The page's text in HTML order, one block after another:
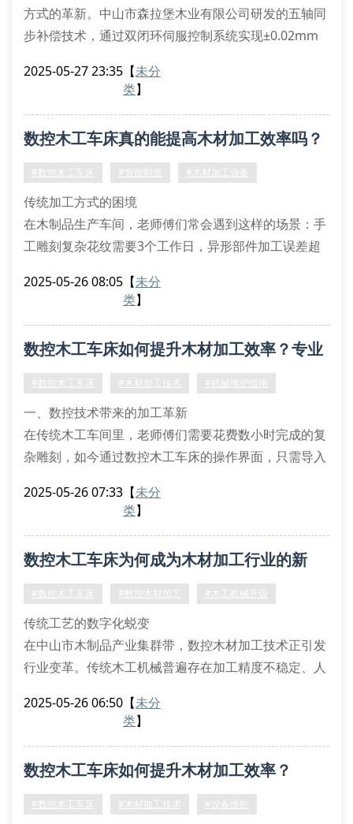
方式的革新。中山市森拉堡木业有限公司研发的五轴同
步补偿技术，通过双闭环伺服控制系统实现±0.02mm
差控制在3角秒以内。
变。在测试案例中，该设备加工柚木雕花构件时，表面
粗糙度ra值稳定在1.6μ
2025-05-27 23:35 【未分
类】
数控木工车床真的能提高木材加工效率吗？
#数控木工车床 #智能制造 #木材加工设备
传统加工方式的困境
在木制品生产车间，老师傅们常会遇到这样的场景：手
工雕刻复杂花纹需要3个工作日，异形部件加工误差超
因人工操作失误导致整批货架榫卯结构偏差，直接损失
新型数控木工车床配备西门子840d系统，通过三维建
模软件可将设计精度控制在0.05mm以内。以加工直径
2025-05-26 08:05 【未分
类】
数控木工车床如何提升木材加工效率？专业
解答在这里
#数控木工车床 #木材加工技术 #机械维护指南
一、数控技术带来的加工革新
在传统木工车间里，老师傅们需要花费数小时完成的复
杂雕刻，如今通过数控木工车床的操作界面，只需导入
了加工周期，更将加工误差值控制在0.1毫米以内。以
二、核心功能模块解析
多轴联动系统：支持x/
2025-05-26 07:33 【未分
类】
数控木工车床为何成为木材加工行业的新
宠？
#数控木工车床 #数控木材加工 #木工机械升级
传统工艺的数字化蜕变
在中山市木制品产业集群带，数控木材加工技术正引发
行业变革。传统木工机械普遍存在加工精度不稳定、人
统，实现了0.01毫米级的雕刻精度。这种精密加工设备
智能设备的五大核心优势
现代数控木材加工设备配备智能传感系统，可实时监测
2025-05-26 06:50 【未分
类】
数控木工车床如何提升木材加工效率？
#数控木工车床 #木材加工技术 #设备维护